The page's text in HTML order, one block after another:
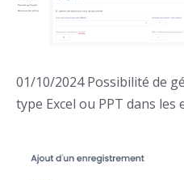
01/10/2024 Possibilité de
type Excel ou PPT dans